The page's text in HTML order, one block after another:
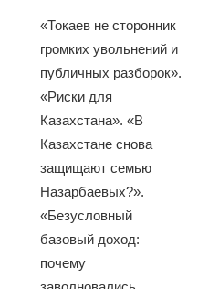
«Токаев не сторонник
громких увольнений и
публичных разборок».
«Риски для
Казахстана». «В
Казахстане снова
защищают семью
Назарбаевых?».
«Безусловный
базовый доход:
почему